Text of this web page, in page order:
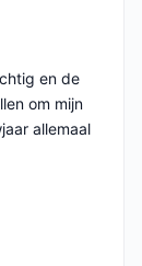
en de
om mijn
allemaal